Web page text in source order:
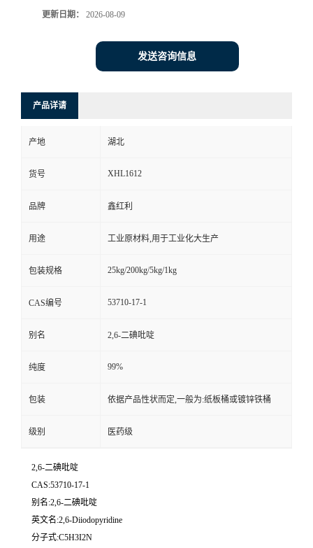
更新日期： 2026-08-09
发送咨询信息
产品详请
产地 湖北
货号 XHL1612
品牌 鑫红利
用途 工业原材料,用于工业化大生产
包装规格 25kg/200kg/5kg/1kg
CAS编号 53710-17-1
别名 2,6-二碘吡啶
纯度 99%
包装 依据产品性状而定,一般为:纸板桶或镀锌铁桶
级别 医药级
2,6-二碘吡啶
CAS:53710-17-1
别名:2,6-二碘吡啶
英文名:2,6-Diiodopyridine
分子式:C5H3I2N